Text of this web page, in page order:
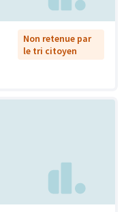
Non retenue par
le tri citoyen